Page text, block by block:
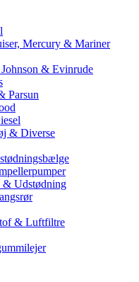
Mercury & Mariner
& Evinrude
Parsun
& Diverse
Udstødning
& Luftfiltre